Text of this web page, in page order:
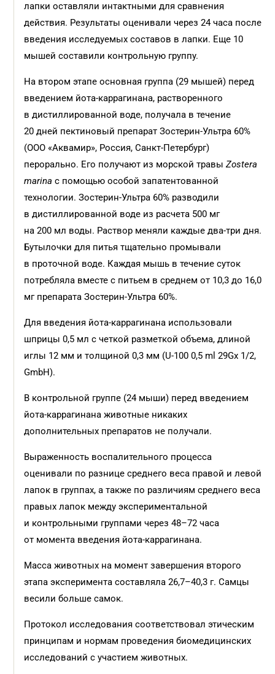
лапки оставляли интактными для сравнения
действия. Результаты оценивали через 24 часа после
введения исследуемых составов в лапки. Еще 10
мышей составили контрольную группу.
На втором этапе основная группа (29 мышей) перед
введением йота-каррагинана, растворенного
в дистиллированной воде, получала в течение
20 дней пектиновый препарат Зостерин-Ультра 60%
(ООО «Аквамир», Россия, Санкт-Петербург)
перорально. Его получают из морской травыZostera
marina с помощью особой запатентованной
технологии. Зостерин-Ультра 60% разводили
в дистиллированной воде из расчета 500 мг
на 200 мл воды. Раствор меняли каждые два-три дня.
Бутылочки для питья тщательно промывали
в проточной воде. Каждая мышь в течение суток
потребляла вместе с питьем в среднем от 10,3 до 16,0
мг препарата Зостерин-Ультра 60%.
Для введения йота-каррагинана использовали
шприцы 0,5 мл с четкой разметкой объема, длиной
иглы 12 мм и толщиной 0,3 мм (U-100 0,5 ml 29Gx 1/2,
GmbH).
В контрольной группе (24 мыши) перед введением
йота-каррагинана животные никаких
дополнительных препаратов не получали.
Выраженность воспалительного процесса
оценивали по разнице среднего веса правой и левой
лапок в группах, а также по различиям среднего веса
правых лапок между экспериментальной
и контрольными группами через 48–72 часа
от момента введения йота-каррагинана.
Масса животных на момент завершения второго
этапа эксперимента составляла 26,7–40,3 г. Самцы
весили больше самок.
Протокол исследования соответствовал этическим
принципам и нормам проведения биомедицинских
исследований с участием животных.